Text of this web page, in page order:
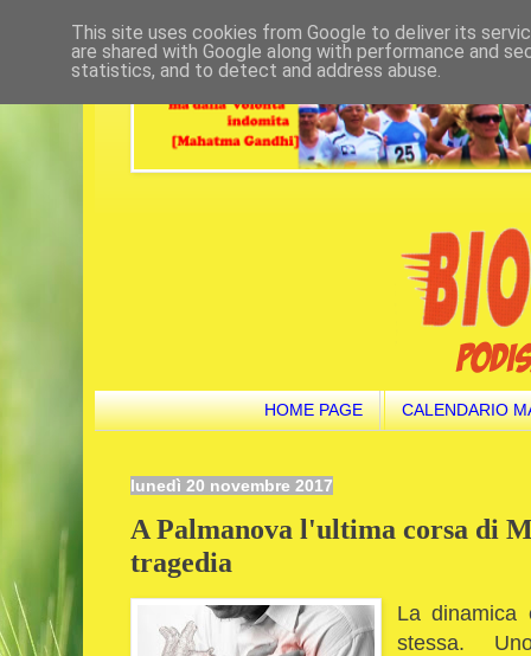
HOME PAGE CALENDARIO
lunedì 20 novembre 2017
A Palmanova l'ultima corsa di
tragedia
La dinamica
stessa.
This site uses cookies from Google to deliver its
are shared with Google along with performance and
statistics, and to detect and address abuse.